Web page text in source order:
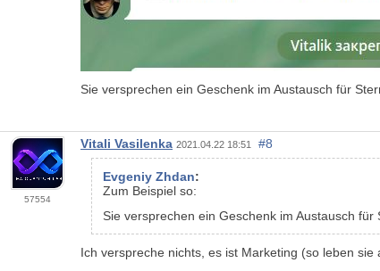
Sie versprechen ein Geschenk im Austausch für
57554
Vitali Vasilenka 2021.04.22 18:51 #8
Evgeniy Zhdan:
Zum Beispiel so:
Sie versprechen ein Geschenk im Austausch für
Ich verspreche nichts, es ist Marketing (so leben